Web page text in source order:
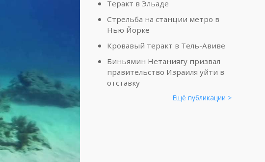
Теракт в Эльаде
Стрельба на станции метро в
Нью Йорке
Кровавый теракт в Тель-Авиве
Биньямин Нетаниягу призвал
правительство Израиля уйти в
отставку
Ещё публикации >